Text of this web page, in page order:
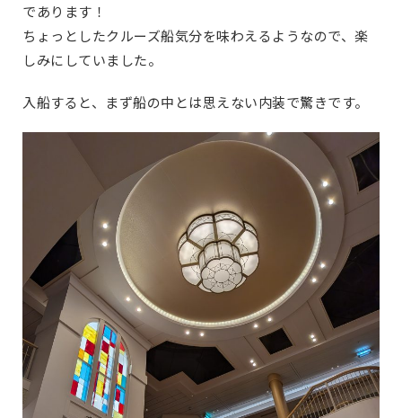
であります！
ちょっとしたクルーズ船気分を味わえるようなので、楽
しみにしていました。
入船すると、まず船の中とは思えない内装で驚きです。